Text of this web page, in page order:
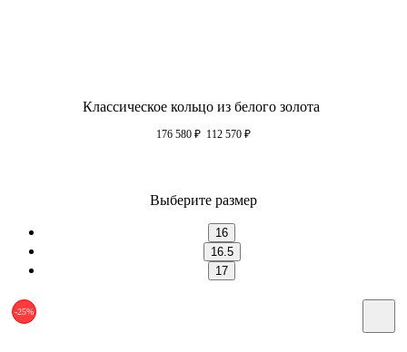
Классическое кольцо из белого золота
176 580 ₽ 112 570 ₽
Выберите размер
16
16.5
17
-25%